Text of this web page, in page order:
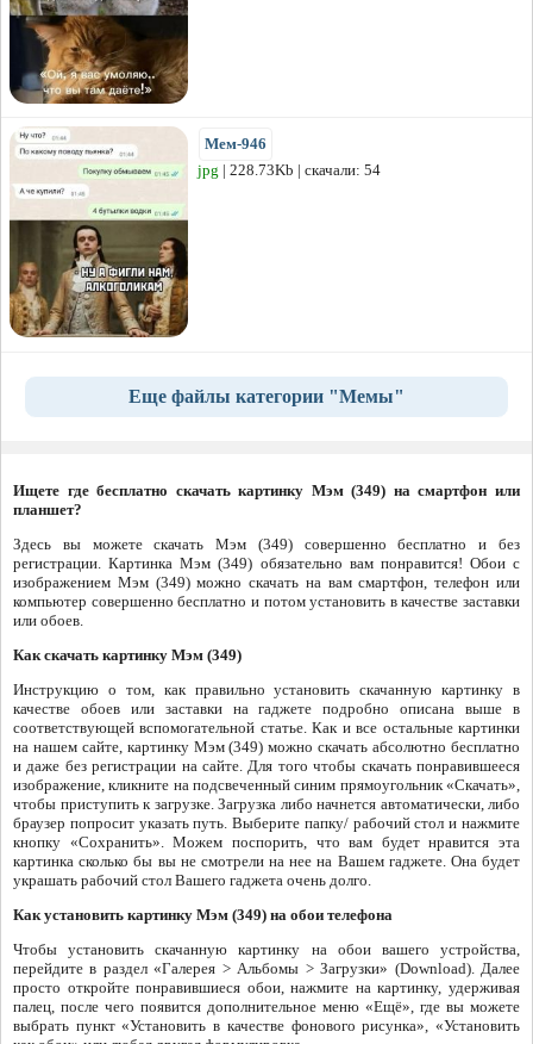
Мем-946
jpg | 228.73Kb | скачали: 54
Еще файлы категории "Мемы"
Ищете где бесплатно скачать картинку Мэм (349) на смартфон или
планшет?
Здесь вы можете скачать Мэм (349) совершенно бесплатно и без
регистрации. Картинка Мэм (349) обязательно вам понравится! Обои с
изображением Мэм (349) можно скачать на вам смартфон, телефон или
компьютер совершенно бесплатно и потом установить в качестве заставки
или обоев.
Как скачать картинку Мэм (349)
Инструкцию о том, как правильно установить скачанную картинку в
качестве обоев или заставки на гаджете подробно описана выше в
соответствующей вспомогательной статье. Как и все остальные картинки
на нашем сайте, картинку Мэм (349) можно скачать абсолютно бесплатно
и даже без регистрации на сайте. Для того чтобы скачать понравившееся
изображение, кликните на подсвеченный синим прямоугольник «Скачать»,
чтобы приступить к загрузке. Загрузка либо начнется автоматически, либо
браузер попросит указать путь. Выберите папку/ рабочий стол и нажмите
кнопку «Сохранить». Можем поспорить, что вам будет нравится эта
картинка сколько бы вы не смотрели на нее на Вашем гаджете. Она будет
украшать рабочий стол Вашего гаджета очень долго.
Как установить картинку Мэм (349) на обои телефона
Чтобы установить скачанную картинку на обои вашего устройства,
перейдите в раздел «Галерея > Альбомы > Загрузки» (Download). Далее
просто откройте понравившиеся обои, нажмите на картинку, удерживая
палец, после чего появится дополнительное меню «Ещё», где вы можете
выбрать пункт «Установить в качестве фонового рисунка», «Установить